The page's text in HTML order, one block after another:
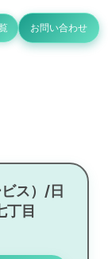
お問い合わせ
ス）/日
丁目